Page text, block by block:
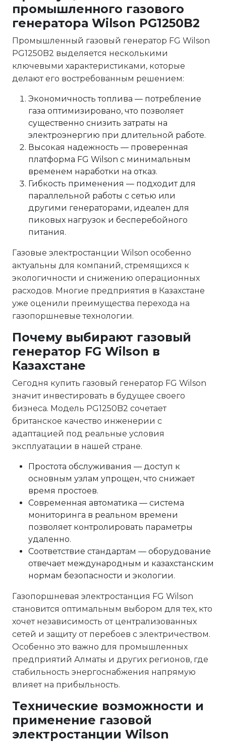
промышленного газового
генератора Wilson PG1250B2
Промышленный газовый генератор FG Wilson
PG1250B2 выделяется несколькими
ключевыми характеристиками, которые
делают его востребованным решением:
Экономичность топлива — потребление
газа оптимизировано, что позволяет
существенно снизить затраты на
электроэнергию при длительной работе.
Высокая надежность — проверенная
платформа FG Wilson с минимальным
временем наработки на отказ.
Гибкость применения — подходит для
параллельной работы с сетью или
другими генераторами, идеален для
пиковых нагрузок и бесперебойного
питания.
Газовые электростанции Wilson особенно
актуальны для компаний, стремящихся к
экологичности и снижению операционных
расходов. Многие предприятия в Казахстане
уже оценили преимущества перехода на
газопоршневые технологии.
Почему выбирают газовый
генератор FG Wilson в
Казахстане
Сегодня купить газовый генератор FG Wilson
значит инвестировать в будущее своего
бизнеса. Модель PG1250B2 сочетает
британское качество инженерии с
адаптацией под реальные условия
эксплуатации в нашей стране.
Простота обслуживания — доступ к
основным узлам упрощен, что снижает
время простоев.
Современная автоматика — система
мониторинга в реальном времени
позволяет контролировать параметры
удаленно.
Соответствие стандартам — оборудование
отвечает международным и казахстанским
нормам безопасности и экологии.
Газопоршневая электростанция FG Wilson
становится оптимальным выбором для тех, кто
хочет независимость от централизованных
сетей и защиту от перебоев с электричеством.
Особенно это важно для промышленных
предприятий Алматы и других регионов, где
стабильность энергоснабжения напрямую
влияет на прибыльность.
Технические возможности и
применение газовой
электростанции Wilson